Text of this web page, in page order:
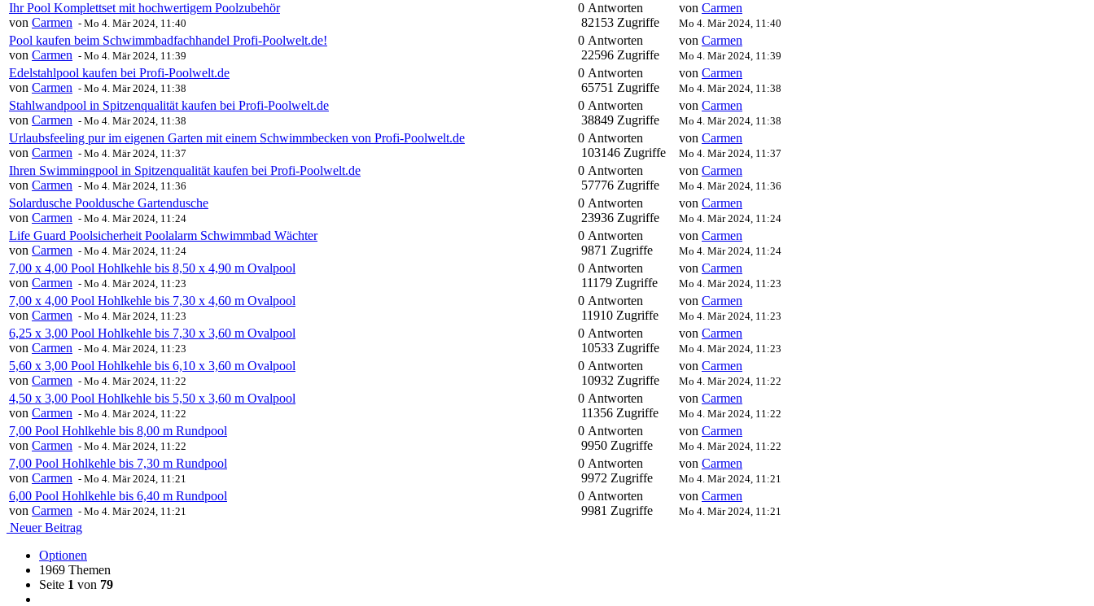
Ihr Pool Komplettset mit hochwertigem Poolzubehör
von Carmen - Mo 4. Mär 2024, 11:40
0 Antworten
82153 Zugriffe
von Carmen
Mo 4. Mär 2024, 11:40
Pool kaufen beim Schwimmbadfachhandel Profi-Poolwelt.de!
von Carmen - Mo 4. Mär 2024, 11:39
0 Antworten
22596 Zugriffe
von Carmen
Mo 4. Mär 2024, 11:39
Edelstahlpool kaufen bei Profi-Poolwelt.de
von Carmen - Mo 4. Mär 2024, 11:38
0 Antworten
65751 Zugriffe
von Carmen
Mo 4. Mär 2024, 11:38
Stahlwandpool in Spitzenqualität kaufen bei Profi-Poolwelt.de
von Carmen - Mo 4. Mär 2024, 11:38
0 Antworten
38849 Zugriffe
von Carmen
Mo 4. Mär 2024, 11:38
Urlaubsfeeling pur im eigenen Garten mit einem Schwimmbecken von Profi-Poolwelt.de
von Carmen - Mo 4. Mär 2024, 11:37
0 Antworten
103146 Zugriffe
von Carmen
Mo 4. Mär 2024, 11:37
Ihren Swimmingpool in Spitzenqualität kaufen bei Profi-Poolwelt.de
von Carmen - Mo 4. Mär 2024, 11:36
0 Antworten
57776 Zugriffe
von Carmen
Mo 4. Mär 2024, 11:36
Solardusche Pooldusche Gartendusche
von Carmen - Mo 4. Mär 2024, 11:24
0 Antworten
23936 Zugriffe
von Carmen
Mo 4. Mär 2024, 11:24
Life Guard Poolsicherheit Poolalarm Schwimmbad Wächter
von Carmen - Mo 4. Mär 2024, 11:24
0 Antworten
9871 Zugriffe
von Carmen
Mo 4. Mär 2024, 11:24
7,00 x 4,00 Pool Hohlkehle bis 8,50 x 4,90 m Ovalpool
von Carmen - Mo 4. Mär 2024, 11:23
0 Antworten
11179 Zugriffe
von Carmen
Mo 4. Mär 2024, 11:23
7,00 x 4,00 Pool Hohlkehle bis 7,30 x 4,60 m Ovalpool
von Carmen - Mo 4. Mär 2024, 11:23
0 Antworten
11910 Zugriffe
von Carmen
Mo 4. Mär 2024, 11:23
6,25 x 3,00 Pool Hohlkehle bis 7,30 x 3,60 m Ovalpool
von Carmen - Mo 4. Mär 2024, 11:23
0 Antworten
10533 Zugriffe
von Carmen
Mo 4. Mär 2024, 11:23
5,60 x 3,00 Pool Hohlkehle bis 6,10 x 3,60 m Ovalpool
von Carmen - Mo 4. Mär 2024, 11:22
0 Antworten
10932 Zugriffe
von Carmen
Mo 4. Mär 2024, 11:22
4,50 x 3,00 Pool Hohlkehle bis 5,50 x 3,60 m Ovalpool
von Carmen - Mo 4. Mär 2024, 11:22
0 Antworten
11356 Zugriffe
von Carmen
Mo 4. Mär 2024, 11:22
7,00 Pool Hohlkehle bis 8,00 m Rundpool
von Carmen - Mo 4. Mär 2024, 11:22
0 Antworten
9950 Zugriffe
von Carmen
Mo 4. Mär 2024, 11:22
7,00 Pool Hohlkehle bis 7,30 m Rundpool
von Carmen - Mo 4. Mär 2024, 11:21
0 Antworten
9972 Zugriffe
von Carmen
Mo 4. Mär 2024, 11:21
6,00 Pool Hohlkehle bis 6,40 m Rundpool
von Carmen - Mo 4. Mär 2024, 11:21
0 Antworten
9981 Zugriffe
von Carmen
Mo 4. Mär 2024, 11:21
Neuer Beitrag
Optionen
1969 Themen
Seite 1 von 79